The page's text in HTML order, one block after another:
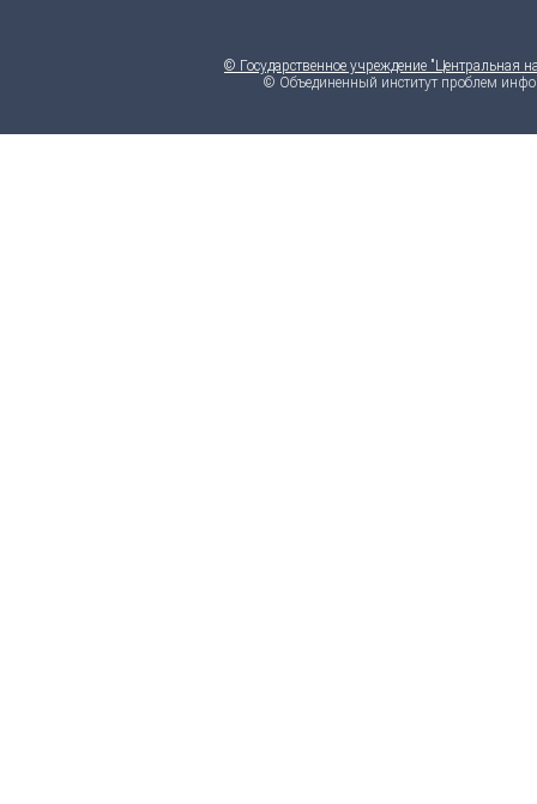
© Государственное учреждение
© Объединенный институт проблем